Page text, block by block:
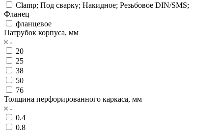
Сlamp; Под сварку; Накидное; Резьбовое DIN/SMS;
Фланец
фланцевое
Патрубок корпуса, мм
20
25
38
50
76
Толщина перфорированного каркаса, мм
0.4
0.8